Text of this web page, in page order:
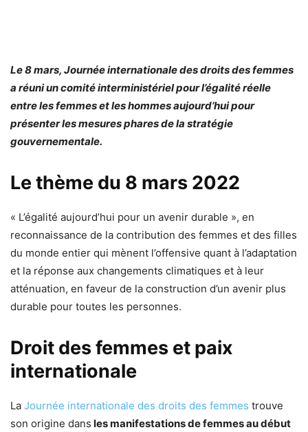
Le 8 mars, Journée internationale des droits des femmes
a réuni un comité interministériel pour l’égalité réelle
entre les femmes et les hommes aujourd’hui pour
présenter les mesures phares de la stratégie
gouvernementale.
Le thème du 8 mars 2022
« L’égalité aujourd’hui pour un avenir durable », en
reconnaissance de la contribution des femmes et des filles
du monde entier qui mènent l’offensive quant à l’adaptation
et la réponse aux changements climatiques et à leur
atténuation, en faveur de la construction d’un avenir plus
durable pour toutes les personnes.
Droit des femmes et paix
internationale
La Journée internationale des droits des femmes trouve
son origine dans les manifestations de femmes au début